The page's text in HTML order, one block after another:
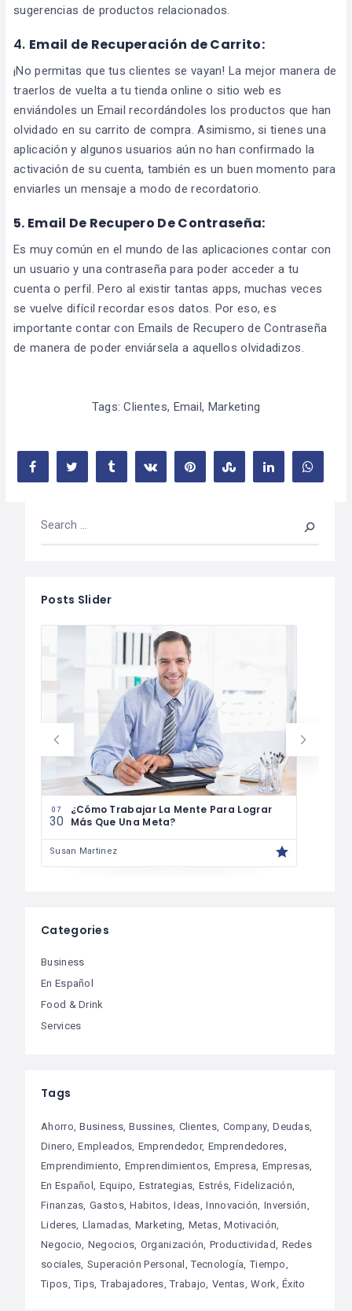
sugerencias de productos relacionados.
4. Email de Recuperación de Carrito:
¡No permitas que tus clientes se vayan! La mejor manera de
traerlos de vuelta a tu tienda online o sitio web es
enviándoles un Email recordándoles los productos que han
olvidado en su carrito de compra. Asimismo, si tienes una
aplicación y algunos usuarios aún no han confirmado la
activación de su cuenta, también es un buen momento para
enviarles un mensaje a modo de recordatorio.
5. Email De Recupero De Contraseña:
Es muy común en el mundo de las aplicaciones contar con
un usuario y una contraseña para poder acceder a tu
cuenta o perfil. Pero al existir tantas apps, muchas veces
se vuelve difícil recordar esos datos. Por eso, es
importante contar con Emails de Recupero de Contraseña
de manera de poder enviársela a aquellos olvidadizos.
Tags:Clientes, Email, Marketing
Posts Slider
07
30
¿Cómo Trabajar La Mente Para Lograr
Más Que Una Meta?
Susan Martinez
Categories
Business
En Español
Food & Drink
Services
Tags
Ahorro Business Bussines Clientes Company Deudas
Dinero Empleados Emprendedor Emprendedores
Emprendimiento Emprendimientos Empresa Empresas
En Español Equipo Estrategias Estrés Fidelización
Finanzas Gastos Habitos Ideas Innovación Inversión
Lideres Llamadas Marketing Metas Motivación
Negocio Negocios Organización Productividad Redes
sociales Superación Personal Tecnología Tiempo
Tipos Tips Trabajadores Trabajo Ventas Work Éxito